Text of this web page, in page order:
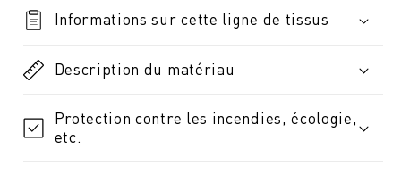
Informations sur cette ligne de tissus
Description du matériau
Protection contre les incendies, écologie,
etc.